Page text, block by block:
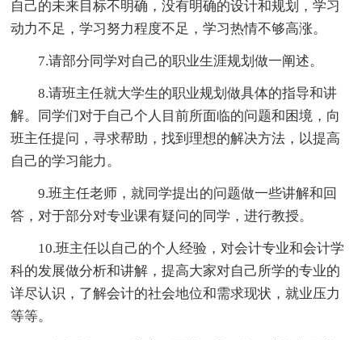
自己的未来目标不明确，没有明确的设计和规划，学习
动力不足，学习努力程度不足，学习热情不够高涨。
7.请部分同学对自己的职业生涯规划做一阐述。
8.请班主任就大学生的职业规划做具体的指导和讲
解。同学们对于自己个人目前所面临的问题和困境，向
班主任提问，寻求帮助，找到理想的解决方法，以提高
自己的学习能力。
9.班主任老师，就同学提出的问题做一些讲解和回
答，对于部分对专业课有疑问的同学，进行教授。
10.班主任以自己的个人经验，对会计专业和会计学
科的发展做分析和讲解，提高大家对自己所学的专业的
详尽认识，了解会计的社会地位和需求现状，就业压力
等等。